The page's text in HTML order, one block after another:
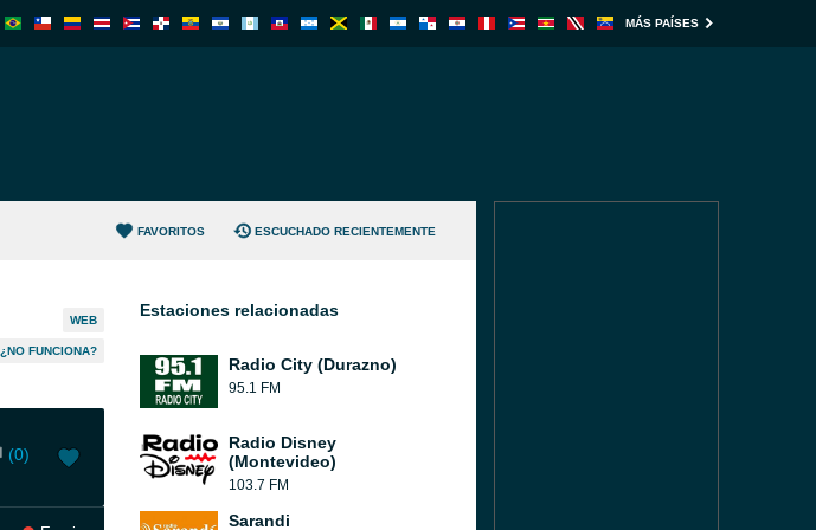
MÁS PAÍSES
FAVORITOS ESCUCHADO RECIENTEMENTE
WEB
¿NO FUNCIONA?
(0)
Estaciones relacionadas
Radio City (Durazno)
95.1 FM
Radio Disney
(Montevideo)
103.7 FM
Sarandi